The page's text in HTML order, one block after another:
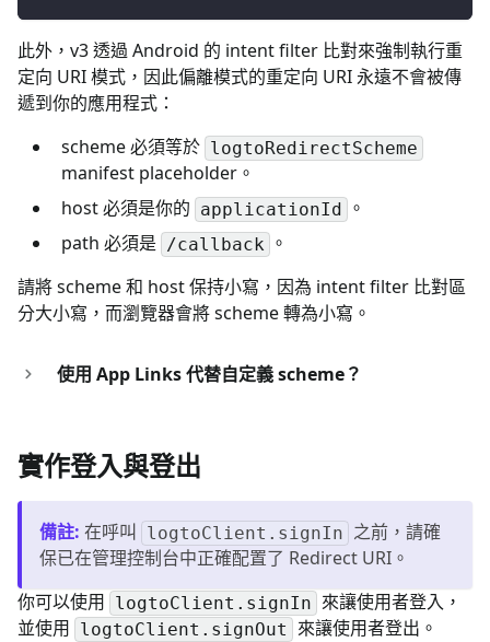
此外，v3 透過 Android 的 intent filter 比對來強制執行重
定向 URI 模式，因此偏離模式的重定向 URI 永遠不會被傳
遞到你的應用程式：
scheme 必須等於 logtoRedirectScheme
manifest placeholder。
host 必須是你的 applicationId 。
path 必須是
/callback 。
請將 scheme 和 host 保持小寫，因為 intent filter 比對區
分大小寫，而瀏覽器會將 scheme 轉為小寫。
使用 App Links 代替自定義 scheme？
實作登入與登出
備註: 在呼叫 logtoClient.signIn 之前，請確
保已在管理控制台中正確配置了 Redirect URI。
你可以使用 logtoClient.signIn 來讓使用者登入，
並使用 logtoClient.signOut 來讓使用者登出。